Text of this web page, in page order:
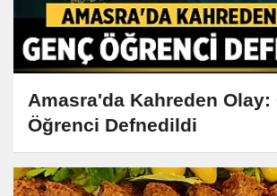
Amasra'da Kahreden Olay:
Öğrenci Defnedildi